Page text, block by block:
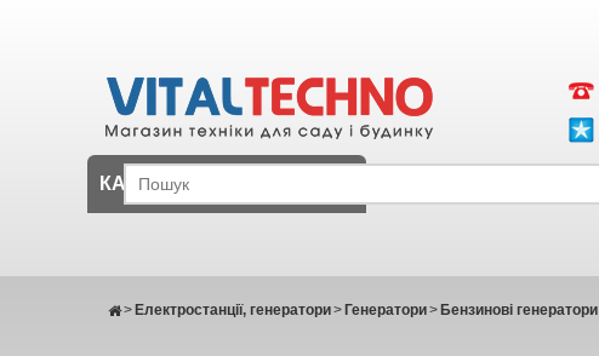
КАТАЛОГ
Електростанції, генератори
> Генератори
> Бензинові генератори
>